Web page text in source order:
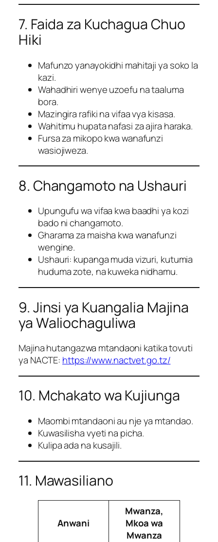
7. Faida za Kuchagua Chuo
Hiki
Mafunzo yanayokidhi mahitaji ya soko la
kazi.
Wahadhiri wenye uzoefu na taaluma
bora.
Mazingira rafiki na vifaa vya kisasa.
Wahitimu hupata nafasi za ajira haraka.
Fursa za mikopo kwa wanafunzi
wasiojiweza.
8. Changamoto na Ushauri
Upungufu wa vifaa kwa baadhi ya kozi
bado ni changamoto.
Gharama za maisha kwa wanafunzi
wengine.
Ushauri: kupanga muda vizuri, kutumia
huduma zote, na kuweka nidhamu.
9. Jinsi ya Kuangalia Majina
ya Waliochaguliwa
Majina hutangazwa mtandaoni katika tovuti
ya NACTE: https://www.nactvet.go.tz/
10. Mchakato wa Kujiunga
Maombi mtandaoni au nje ya mtandao.
Kuwasilisha vyeti na picha.
Kulipa ada na kusajili.
11. Mawasiliano
Anwani
Mwanza,
Mkoa wa
Mwanza